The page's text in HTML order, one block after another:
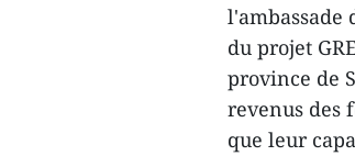
l'ambassade
du projet
province de
revenus des
que leur